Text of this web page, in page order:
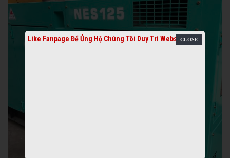
Like Fanpage Để Ủng Hộ Chúng Tôi Duy Trì Website